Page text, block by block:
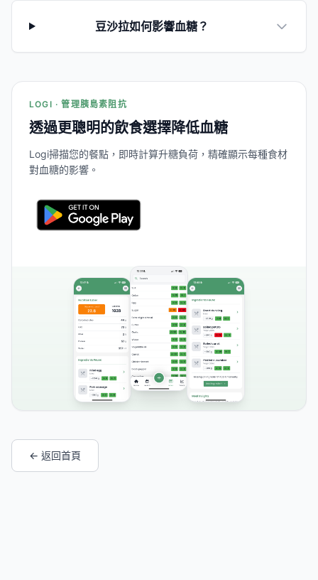
豆沙拉如何影響血糖？
LOGI · 管理胰島素阻抗
透過更聰明的飲食選擇降低血糖
Logi掃描您的餐點，即時計算升糖負荷，精確顯示每種食材
對血糖的影響。
← 返回首頁